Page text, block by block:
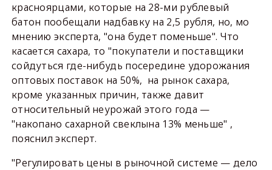
красноярцами, которые на 28-ми рублевый
батон пообещали надбавку на 2,5 рубля, но, мо
мнению эксперта, "она будет поменьше". Что
касается сахара, то "покупатели и поставщики
сойдуться где-нибудь посередине удорожания
оптовых поставок на 50%, на рынок сахара,
кроме указанных причин, также давит
относительный неурожай этого года —
"накопано сахарной свеклына 13% меньше" ,
пояснил эксперт.
"Регулировать цены в рыночной системе — дело